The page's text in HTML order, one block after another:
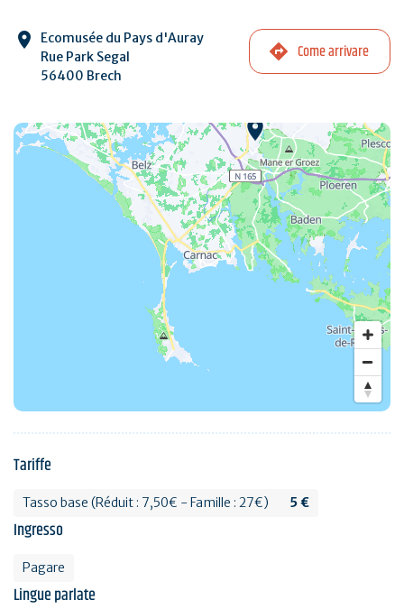
Ecomusée du Pays d'Auray
Rue Park Segal
56400 Brech
Come arrivare
Tariffe
Tasso base (Réduit : 7,50€ - Famille : 27€) 5 €
Ingresso
Pagare
Lingue parlate